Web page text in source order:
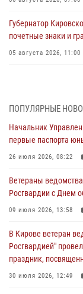
Губернатор
почетные знаки и
05 августа 2026, 11:00
04 августа 2026, 09:30
В Кирове
03 августа 2026, 09:01
митинге в честь
03 августа 2026, 08:45
магазина
02 августа 2026, 07:00
1 августа – День
ПОПУЛЯРНЫЕ
Начальник
первые паспорта
26 июля 2026, 08:22
Ветераны
Росгвардии с Днем
09 июля 2026, 13:58
В Кирове ветеран
Росгвардией"
праздник,
30 июля 2026, 12:49